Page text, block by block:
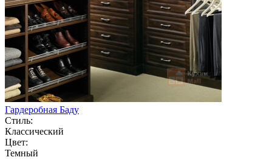
Гардеробная Баду
Стиль:
Классический
Цвет:
Темный